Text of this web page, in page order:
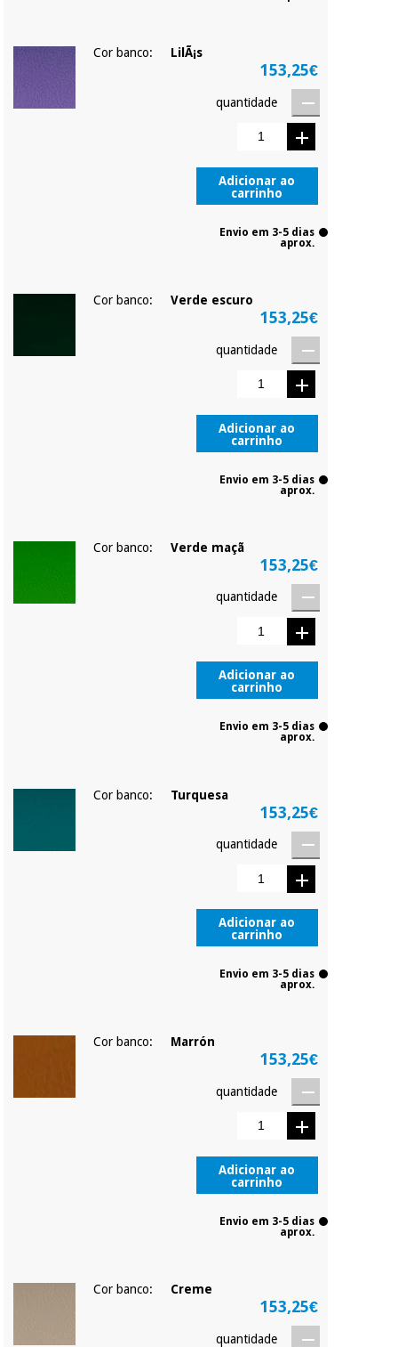
Cor banco: LilÃ¡s
153,25€
quantidade
Adicionar ao
carrinho
Envio em 3-5 dias
aprox.
Cor banco: Verde escuro
153,25€
quantidade
Adicionar ao
carrinho
Envio em 3-5 dias
aprox.
Cor banco: Verde maçã
153,25€
quantidade
Adicionar ao
carrinho
Envio em 3-5 dias
aprox.
Cor banco: Turquesa
153,25€
quantidade
Adicionar ao
carrinho
Envio em 3-5 dias
aprox.
Cor banco: Marrón
153,25€
quantidade
Adicionar ao
carrinho
Envio em 3-5 dias
aprox.
Cor banco: Creme
153,25€
quantidade